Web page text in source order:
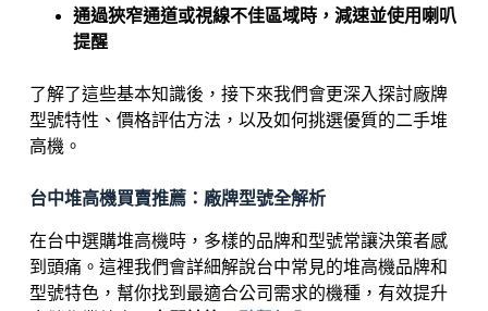
通過狹窄通道或視線不佳區域時，減速並使用喇叭
提醒
了解了這些基本知識後，接下來我們會更深入探討廠牌
型號特性、價格評估方法，以及如何挑選優質的二手堆
高機。
台中堆高機買賣推薦：廠牌型號全解析
在台中選購堆高機時，多樣的品牌和型號常讓決策者感
到頭痛。這裡我們會詳細解說台中常見的堆高機品牌和
型號特色，幫你找到最適合公司需求的機種，有效提升